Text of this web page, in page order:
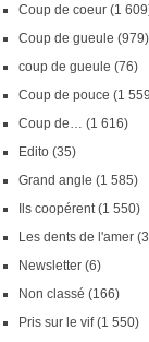
Coup de coeur (1
Coup de gueule (979)
coup de gueule (76)
Coup de pouce (1
Coup de… (1 616)
Edito (35)
Grand angle (1 585)
Ils coopérent(1 550)
Les dents de l'amer
Newsletter (6)
Non classé (166)
Pris sur le vif(1 550)